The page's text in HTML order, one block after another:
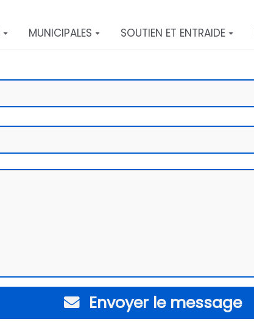
MUNICIPALES SOUTIEN ET ENTRAIDE
Envoyer le message